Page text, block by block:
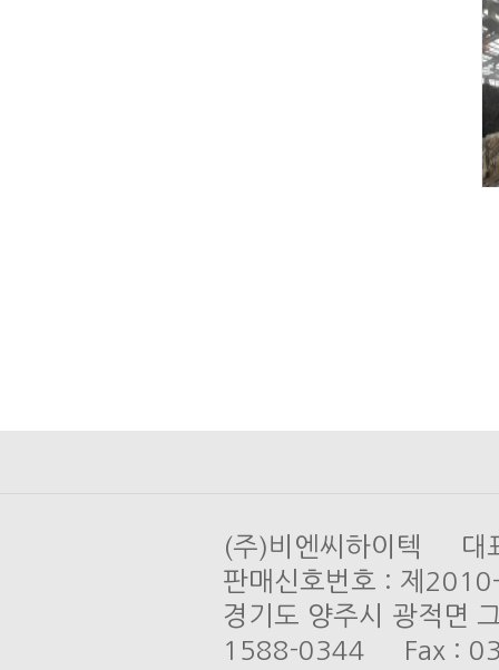
(주)비엔씨하이텍
판매신호번호 : 제
경기도 양주시 광적
1588-0344 Fax :